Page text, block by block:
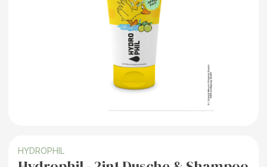
HYDROPHIL